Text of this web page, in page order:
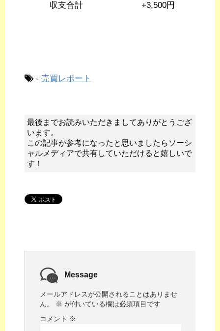
収支合計 +3,500円
- 売買レポート
最後までお読みいただきましてありがとうござ
います。
この記事が参考になったと思いましたらソーシ
ャルメディアで共有していただけると嬉しいで
す！
Message
メールアドレスが公開されることはありませ
ん。
※ が付いている欄は必須項目です
コメント ※